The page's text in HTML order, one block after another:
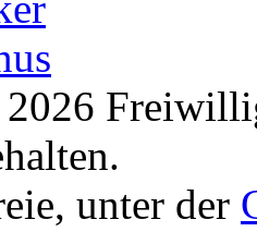
unter der